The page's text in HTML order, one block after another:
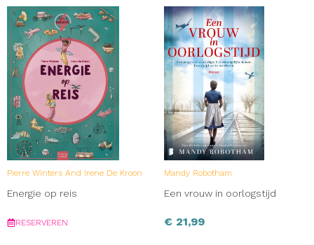
Pierre Winters And Irene De Kroon
Energie op reis
RESERVEREN
Mandy Robotham
Een vrouw in oorlogstijd
€ 21,99